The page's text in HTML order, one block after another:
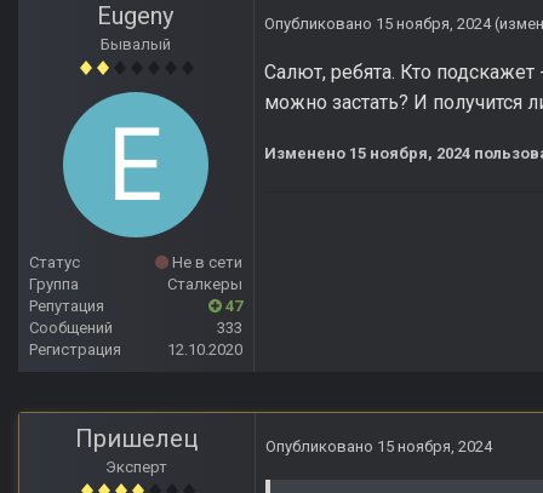
Eugeny
Бывалый
Статус
Не в сети
Группа
Сталкеры
Репутация
47
Сообщений
333
Регистрация
12.10.2020
Опубликовано 15 ноября, 2024
Салют, ребята. Кто
можно застать? И получится
Изменено 15 ноября, 2024
Пришелец
Эксперт
Опубликовано 15 ноября, 2024